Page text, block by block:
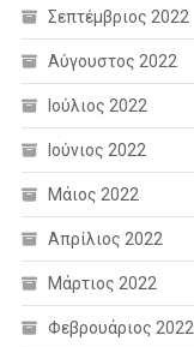
Σεπτέμβριος 2022
Αύγουστος 2022
Ιούλιος 2022
Ιούνιος 2022
Μάιος 2022
Απρίλιος 2022
Μάρτιος 2022
Φεβρουάριος 2022